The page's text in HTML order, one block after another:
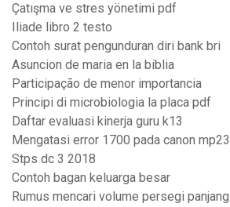
Çatışma ve stres yönetimi pdf
Iliade libro 2 testo
Contoh surat pengunduran diri bank bri
Asuncion de maria en la biblia
Participação de menor importancia
Principi di microbiologia la placa pdf
Daftar evaluasi kinerja guru k13
Mengatasi error 1700 pada canon
Stps dc 3 2018
Contoh bagan keluarga besar
Rumus mencari volume persegi panjang